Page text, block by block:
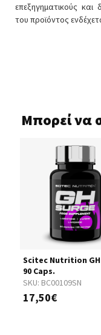
επεξηγηματικούς και
του προϊόντος
Μπορεί να
SKU: BC00109SN
Scitec Nutrition
90 Caps.
17,50€